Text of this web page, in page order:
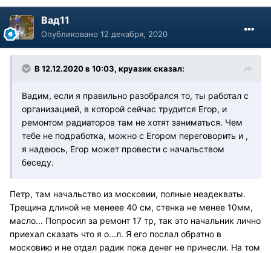
Вад11
Опубликовано 12 декабря, 2020
В 12.12.2020 в 10:03, круазик сказал:
Вадим, если я правильно разобрался то, ты работал с
организацией, в которой сейчас трудится Егор, и
ремонтом радиаторов там не хотят заниматься. Чем
тебе не подработка, можно с Егором переговорить и ,
я надеюсь, Егор может провести с начальством
беседу.
Петр, там начальство из московии, полные неадекваты.
Трещина длиной не менеее 40 см, стенка не менее 10мм,
масло... Попросил за ремонт 17 тр, так это начальник лично
приехал сказать что я о...л. Я его послал обратно в
московию и не отдал радик пока денег не принесли. На том